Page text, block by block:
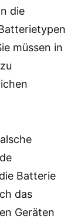
die
müssen in
Batterie
das
Geräten